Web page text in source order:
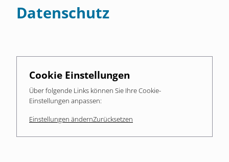
Datenschutz
Cookie Einstellungen
Über folgende Links können Sie Ihre Cookie-
Einstellungen anpassen:
Einstellungen ändernZurücksetzen